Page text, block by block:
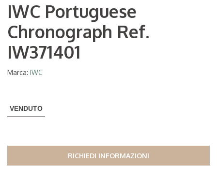
IWC Portuguese
Chronograph Ref.
IW371401
Marca: IWC
VENDUTO
RICHIEDI INFORMAZIONI